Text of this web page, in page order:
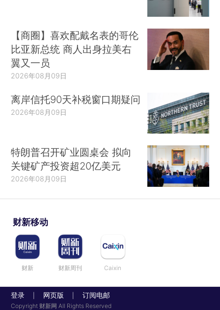
【商圈】喜欢配戴名表的哥伦
比亚新总统 商人出身拉美右
翼又一员
2026年08月09日
离岸信托90天补税窗口期疑问
2026年08月09日
特朗普召开矿业圆桌会 拟向
关键矿产投资超20亿美元
2026年08月09日
财新移动
财新 财新周刊 Caixin
登录 网页版 订阅电邮
Copyright 财新网 All Rights Reserved